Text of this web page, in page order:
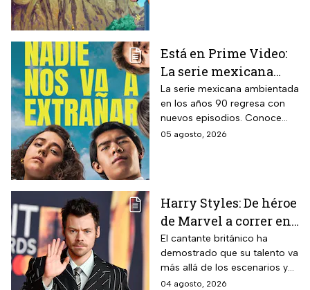
Está en Prime Video:
La serie mexicana
noventera de la que
todos están hablando
y que se ve en un fin
de semana
La serie mexicana ambientada
en los años 90 regresa con
nuevos episodios. Conoce
cuándo se estrena, qué
05 agosto, 2026
Harry Styles: De héroe
de Marvel a correr en
Chapultepec; las
apariciones del
cantante en el cine
El cantante británico ha
demostrado que su talento va
más allá de los escenarios y
ha llegado a la pantalla
04 agosto, 2026